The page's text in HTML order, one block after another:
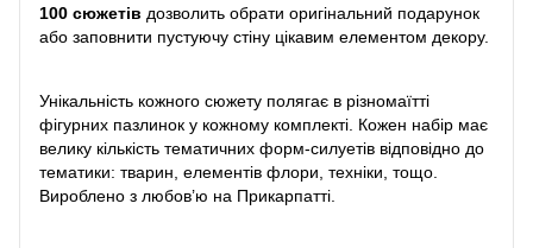
100 сюжетів дозволить обрати оригінальний подарунок
або заповнити пустуючу стіну цікавим елементом декору.
Унікальність кожного сюжету полягає в різномаїтті
фігурних пазлинок у кожному комплекті. Кожен набір має
велику кількість тематичних форм-силуетів відповідно до
тематики: тварин, елементів флори, техніки, тощо.
Вироблено з любов’ю на Прикарпатті.